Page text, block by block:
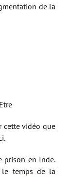
de la
cette vidéo que
prison en Inde.
le temps de la